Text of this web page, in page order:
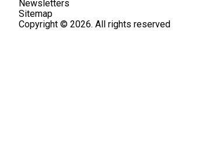
Newsletters
Sitemap
Copyright © 2026. All rights reserved